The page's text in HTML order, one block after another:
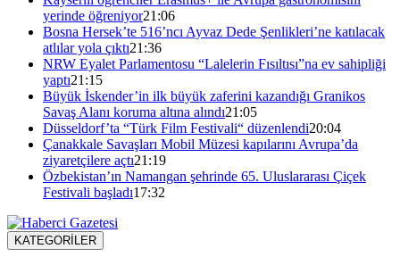
yerinde öğreniyor21:06
Bosna Hersek’te 516’ncı Ayvaz Dede Şenlikleri’ne katılacak
atlılar yola çıktı21:36
NRW Eyalet Parlamentosu “Lalelerin Fısıltısı”na ev sahipliği
yaptı21:15
Büyük İskender’in ilk büyük zaferini kazandığı Granikos
Savaş Alanı koruma altına alındı21:05
Düsseldorf’ta “Türk Film Festivali“ düzenlendi20:04
Çanakkale Savaşları Mobil Müzesi kapılarını Avrupa’da
ziyaretçilere açtı21:19
Özbekistan’ın Namangan şehrinde 65. Uluslararası Çiçek
Festivali başladı17:32
KATEGORİLER